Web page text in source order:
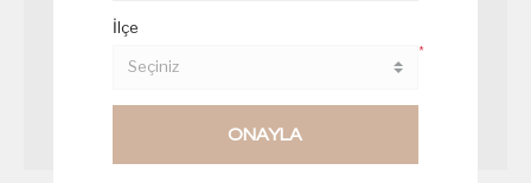
İlçe
*
ONAYLA